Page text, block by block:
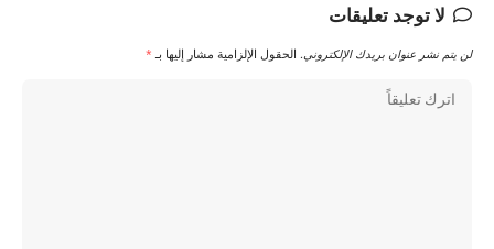
لا توجد تعليقات
لن يتم نشر عنوان بريدك الإلكتروني. الحقول الإلزامية مشار إليها بـ *